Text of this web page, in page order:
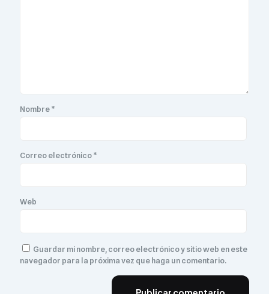
Nombre*
Correo electrónico*
Web
Guardar mi nombre, correo electrónico y sitio web en este
navegador para la próxima vez que haga un comentario.